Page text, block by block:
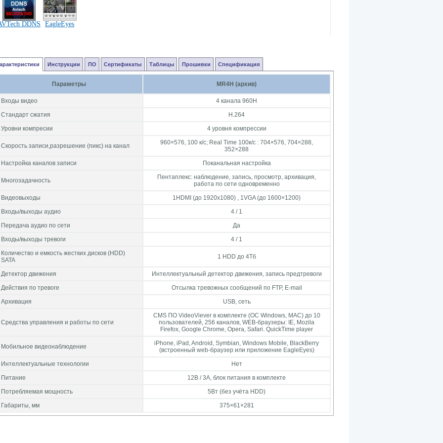
DDNS EagleEyes
Инструкции ПО Сертификаты Таблицы Прошивки Спецификация
Параметры MR4H (архив)
Входы видео
4 канала 960H
Стандарт сжатия
H.264
Уровни компресии
4 уровня компрессии
Скорость записи,разрешение (пикс) на канал
960×576, 100 к/с; Real Time 100к/с : 704×576, 704×288,
352×288
Настройка каналов записи
Поканальная настройка
Многозадачность
Пентаплекс: наблюдение, запись, просмотр, архивация,
работа по сети одновременно
Видеовыходы
1HDMI (до 1920x1080) , 1VGA (до 1600×1200)
Входы/выходы аудио
4 / 1
Передача аудио по сети
Да
Входы/выходы тревоги
4 / 1
Количество и емкость жестких дисков (HDD)
SATA
1 HDD до 4Тб
Детектор движения
Интеллектуальный детектор движения, запись предтревоги
Действия по тревоге
Отсылка тревожных сообщений по FTP, E-mail
Архивация
USB, сеть
Средства управления и работы по сети
CMS ПО VideoViever в комплекте (ОС Windows, MAC) до 10
пользователей, 256 каналов, WEB-браузеры: IE, Mozila
Firefox, Google Chrome, Opera, Safari. QuickTime player
Мобильное видеонаблюдение
iPhone, iPad, Android, Symbian, Windows Mobile, BlackBerry
(встроенный web-браузер или приложение EagleEyes)
Интеллектуальные технологии
Нет
Питание
12В / 3А, блок питания в комплекте
Потребляемая мощность
5Вт (без учёта HDD)
Габариты, мм
375×61×281